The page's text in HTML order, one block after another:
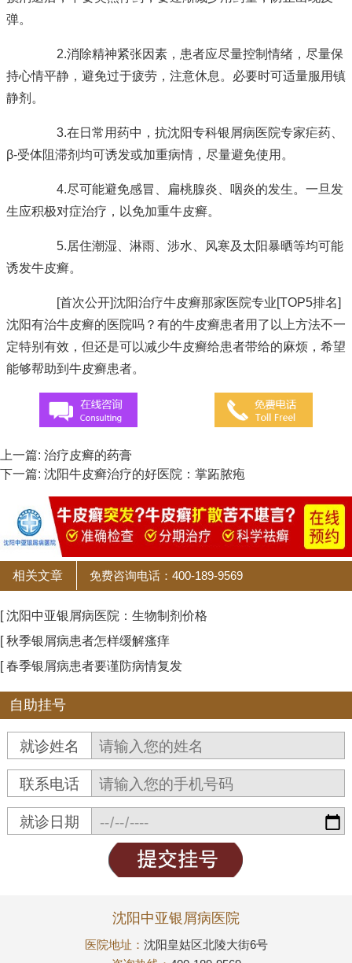
弹。
2.消除精神紧张因素，患者应尽量控制情绪，尽量保
持心情平静，避免过于疲劳，注意休息。必要时可适量服用镇
静剂。
3.在日常用药中，抗沈阳专科银屑病医院专家疟药、
β-受体阻滞剂均可诱发或加重病情，尽量避免使用。
4.尽可能避免感冒、扁桃腺炎、咽炎的发生。一旦发
生应积极对症治疗，以免加重牛皮癣。
5.居住潮湿、淋雨、涉水、风寒及太阳暴晒等均可能
诱发牛皮癣。
[首次公开]沈阳治疗牛皮癣那家医院专业[TOP5排名]
沈阳有治牛皮癣的医院吗？有的牛皮癣患者用了以上方法不一
定特别有效，但还是可以减少牛皮癣给患者带给的麻烦，希望
能够帮助到牛皮癣患者。
上一篇: 治疗皮癣的药膏
下一篇: 沈阳牛皮癣治疗的好医院：掌跖脓疱
相关文章 免费咨询电话：400-189-9569
[ 沈阳中亚银屑病医院：生物制剂价格
[ 秋季银屑病患者怎样缓解瘙痒
[ 春季银屑病患者要谨防病情复发
自助挂号
就诊姓名
联系电话
就诊日期
沈阳中亚银屑病医院
医院地址： 沈阳皇姑区北陵大街6号